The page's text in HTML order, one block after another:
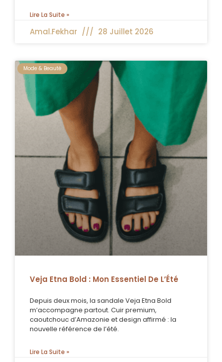
Lire La Suite »
Amal.fekhar 28 Juillet 2026
Mode & Beauté
Veja Etna Bold : Mon Essentiel De L’Été
Depuis deux mois, la sandale Veja Etna Bold
m’accompagne partout. Cuir premium,
caoutchouc d’Amazonie et design affirmé : la
nouvelle référence de l’été.
Lire La Suite »